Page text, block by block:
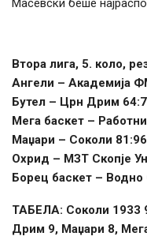
Масевски беше
Втора лига, 5. коло,
Ангели – Академија
Бутел – Црн Дрим
Мега баскет –
Маџари – Соколи 81:96
Охрид – МЗТ Скопје
Борец баскет –
ТАБЕЛА: Соколи 1933
Дрим 9, Маџари 8,